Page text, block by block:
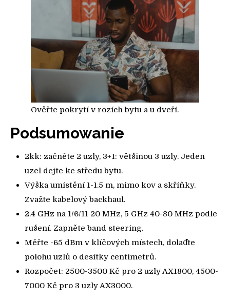
Ověřte pokrytí v rozích bytu a u dveří.
Podsumowanie
2kk: začněte 2 uzly, 3+1: většinou 3 uzly. Jeden
uzel dejte ke středu bytu.
Výška umístění 1-1.5 m, mimo kov a skříňky.
Zvažte kabelový backhaul.
2.4 GHz na 1/6/11 20 MHz, 5 GHz 40-80 MHz podle
rušení. Zapněte band steering.
Měřte -65 dBm v klíčových místech, dolaďte
polohu uzlů o desítky centimetrů.
Rozpočet: 2500-3500 Kč pro 2 uzly AX1800, 4500-
7000 Kč pro 3 uzly AX3000.